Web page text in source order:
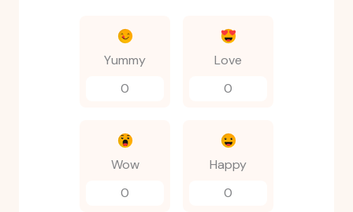
Yummy
0
Love
0
Wow
0
Happy
0